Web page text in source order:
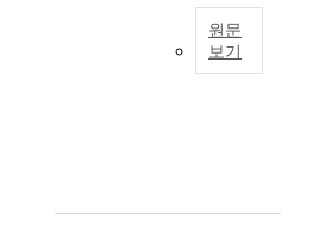
비
포
원문
보기